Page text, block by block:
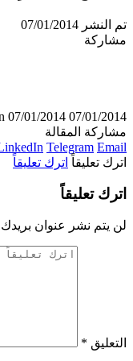
تم النشر 07/01/2014
مشاركة
07/01/2014 07/01/2014
مشاركة المقالة
Telegram Email
اترك تعليقاً اترك تعليقاً
اترك تعليقاً
لن يتم نشر عنوان بريدك
التعليق *